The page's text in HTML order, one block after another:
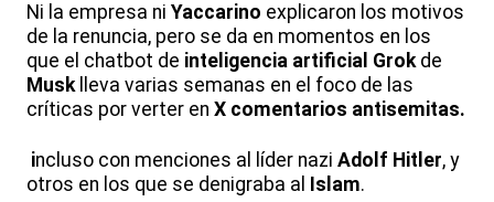
Ni la empresa ni Yaccarino explicaron los motivos
de la renuncia, pero se da en momentos en los
que el chatbot de inteligencia artificial Grokde
Musklleva varias semanas en el foco de las
críticas por verter en X comentarios antisemitas.
incluso con menciones al líder nazi Adolf Hitler, y
otros en los que se denigraba al
Islam.